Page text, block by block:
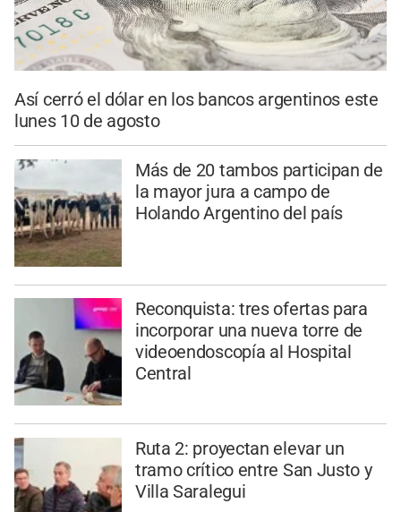
Así cerró el dólar en los bancos argentinos este
lunes 10 de agosto
Más de 20 tambos participan de
la mayor jura a campo de
Holando Argentino del país
Reconquista: tres ofertas para
incorporar una nueva torre de
videoendoscopía al Hospital
Central
Ruta 2: proyectan elevar un
tramo crítico entre San Justo y
Villa Saralegui